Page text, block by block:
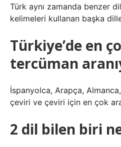
Türk aynı zamanda benzer
kelimeleri kullanan başka
Türkiye’de en
tercüman
İspanyolca, Arapça,
çeviri ve çeviri için en çok
2 dil bilen biri